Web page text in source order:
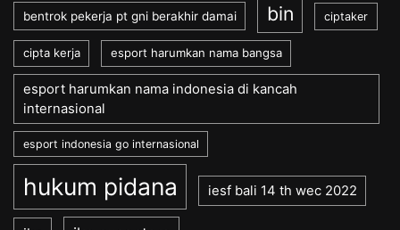
bentrok pekerja pt gni berakhir damai bin ciptaker
cipta kerja esport harumkan nama bangsa
esport harumkan nama indonesia di kancah
internasional
esport indonesia go internasional
hukum pidana iesf bali 14 th wec 2022